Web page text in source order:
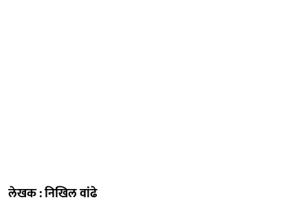
लेखक : निखिल वांढे